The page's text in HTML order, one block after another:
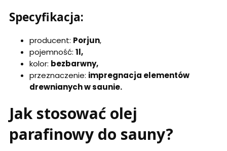
Specyfikacja:
producent: Porjun,
pojemność: 1l,
kolor: bezbarwny,
przeznaczenie: impregnacja elementów
drewnianych w saunie.
Jak stosować olej
parafinowy do sauny?